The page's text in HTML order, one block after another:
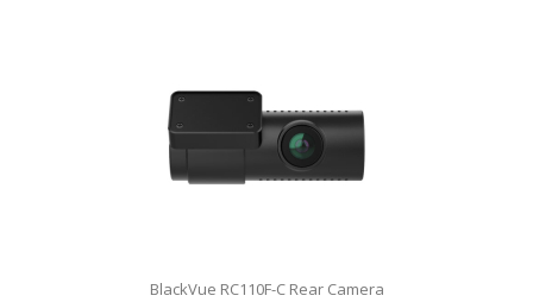
BlackVue RC110F-C Rear Camera